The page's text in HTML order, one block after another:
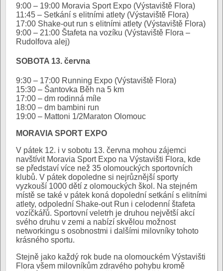
9:00 – 19:00 Moravia Sport Expo (Výstaviště Flora)
11:45 – Setkání s elitními atlety (Výstaviště Flora)
17:00 Shake-out run s elitními atlety (Výstaviště Flora)
9:00 – 21:00 Štafeta na vozíku (Výstaviště Flora –
Rudolfova alej)
SOBOTA 13. června
9:30 – 17:00 Running Expo (Výstaviště Flora)
15:30 – Šantovka Běh na 5 km
17:00 – dm rodinná míle
18:00 – dm bambini run
19:00 – Mattoni 1/2Maraton Olomouc
MORAVIA SPORT EXPO
V pátek 12. i v sobotu 13. června mohou zájemci
navštívit Moravia Sport Expo na Výstavišti Flora, kde
se představí více než 35 olomouckých sportovních
klubů. V pátek dopoledne si nejrůznější sporty
vyzkouší 1000 dětí z olomouckých škol. Na stejném
místě se také v pátek koná dopolední setkání s elitními
atlety, odpolední Shake-out Run i celodenní štafeta
vozíčkářů. Sportovní veletrh je druhou největší akcí
svého druhu v zemi a nabízí skvělou možnost
networkingu s osobnostmi i dalšími milovníky tohoto
krásného sportu.
Stejně jako každý rok bude na olomouckém Výstavišti
Flora všem milovníkům zdravého pohybu kromě